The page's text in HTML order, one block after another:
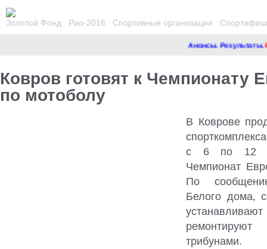
Золотой Фонд Рио-2016 Спортивные организации
Анонсы. Результаты.
Ковров готовят к Чемпионату
по мотоболу
В Коврове
с 6 по 12
Чемпионат
По
Белого дома,
трибунами.